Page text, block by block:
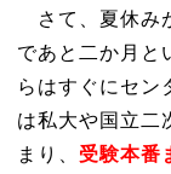
さて、夏休み
であと二か月と
らはすぐにセン
は私大や国立二
まり、 受験本番